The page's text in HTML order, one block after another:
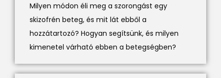
Milyen módon éli meg a szorongást egy
skizofrén beteg, és mit lát ebből a
hozzátartozó? Hogyan segítsünk, és milyen
kimenetel várható ebben a betegségben?